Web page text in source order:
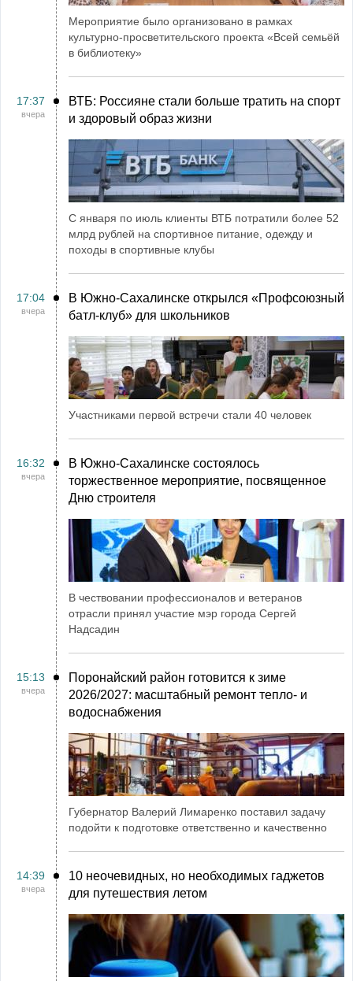
Мероприятие было организовано в рамках
культурно-просветительского проекта «Всей семьёй
в библиотеку»
17:37
вчера
ВТБ: Россияне стали больше тратить на спорт
и здоровый образ жизни
С января по июль клиенты ВТБ потратили более 52
млрд рублей на спортивное питание, одежду и
походы в спортивные клубы
17:04
вчера
В Южно-Сахалинске открылся «Профсоюзный
батл-клуб» для школьников
Участниками первой встречи стали 40 человек
16:32
вчера
В Южно-Сахалинске состоялось
торжественное мероприятие, посвященное
Дню строителя
В чествовании профессионалов и ветеранов
отрасли принял участие мэр города Сергей
Надсадин
15:13
вчера
Поронайский район готовится к зиме
2026/2027: масштабный ремонт тепло- и
водоснабжения
Губернатор Валерий Лимаренко поставил задачу
подойти к подготовке ответственно и качественно
14:39
вчера
10 неочевидных, но необходимых гаджетов
для путешествия летом